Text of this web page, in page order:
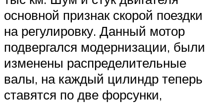
основной признак скорой поездки
на регулировку. Данный мотор
подвергался модернизации, были
изменены распределительные
валы, на каждый цилиндр теперь
ставятся по две форсунки,